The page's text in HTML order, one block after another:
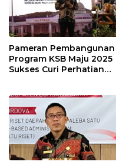
Pameran Pembangunan
Program KSB Maju 2025
Sukses Curi Perhatian